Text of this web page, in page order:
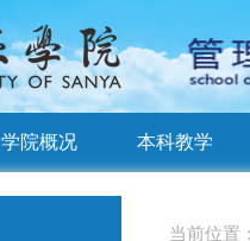
学院概况 本科教学
当前位置